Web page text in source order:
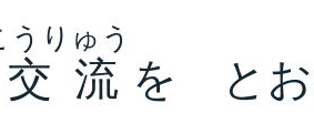
流
うりゅう
を と